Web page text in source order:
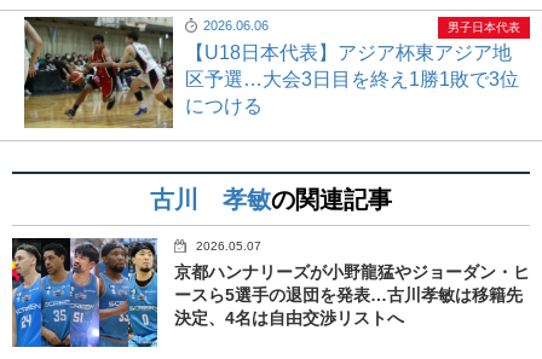
2026.06.06
【U18日本代表】アジア杯東アジア地
区予選…大会3日目を終え1勝1敗で3位
につける
男子日本代表
古川 孝敏の関連記事
2026.05.07
京都ハンナリーズが小野龍猛やジョーダン・ヒ
ースら5選手の退団を発表…古川孝敏は移籍先
決定、4名は自由交渉リストへ